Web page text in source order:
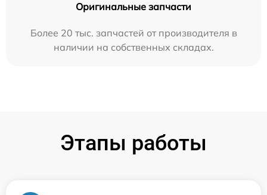
Оригинальные запчасти
Более 20 тыс. запчастей от производителя в
наличии на собственных складах.
Этапы работы